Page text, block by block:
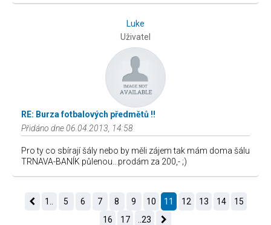
Luke
Uživatel
RE: Burza fotbalových předmětů !!
Přidáno dne 06.04.2013, 14:58
Pro ty co sbírají šály nebo by měli zájem tak mám doma šálu
TRNAVA-BANÍK půlenou...prodám za 200,- ;)
1.. 5 6 7 8 9 10 11 12 13 14
15
16
17 ..23